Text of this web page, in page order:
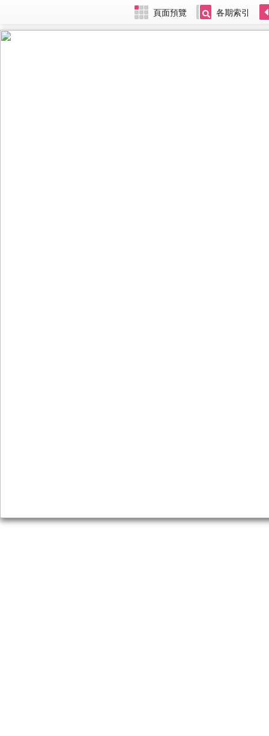
頁面預覽 各期索引